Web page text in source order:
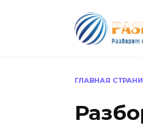
ГЛАВНАЯ